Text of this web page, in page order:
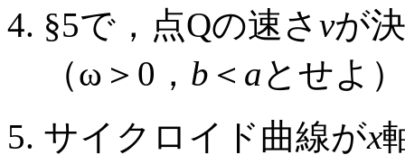
§5で，点Qの速さ vが
（ω＞0， b ＜ aとせよ
サイクロイド曲線がx